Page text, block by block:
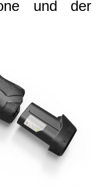
und der